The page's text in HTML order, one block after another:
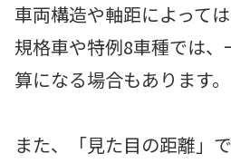
車両構造や軸距によって
規格車や特例8車種では
算になる場合もあります。
また、「見た目の距離」